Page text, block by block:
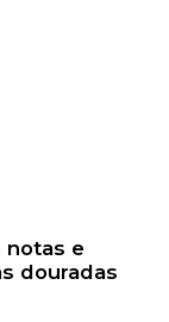
notas e
douradas